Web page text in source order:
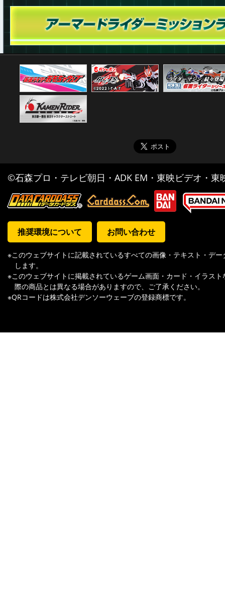
©石森プロ・テレビ朝日・ADK EM・東映ビデオ・
推奨環境について お問い合わせ
※このウェブサイトに記載されているすべての画像・テキスト・デ
します。
※このウェブサイトに掲載されているゲーム画面・カード・イラス
際の商品とは異なる場合がありますので、ご了承ください。
※QRコードは株式会社デンソーウェーブの登録商標です。